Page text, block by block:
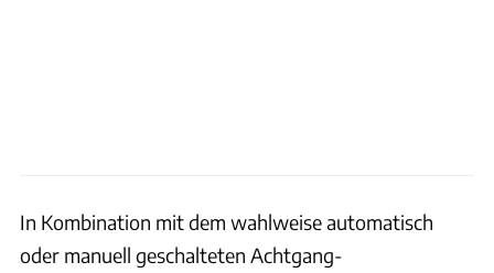
In Kombination mit dem wahlweise automatisch
oder manuell geschalteten Achtgang-